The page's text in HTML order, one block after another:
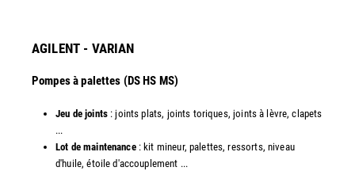
AGILENT - VARIAN
Pompes à palettes (DS HS MS)
Jeu de joints : joints plats, joints toriques, joints à lèvre, clapets
...
Lot de maintenance: kit mineur, palettes, ressorts, niveau
d'huile, étoile d'accouplement ...​